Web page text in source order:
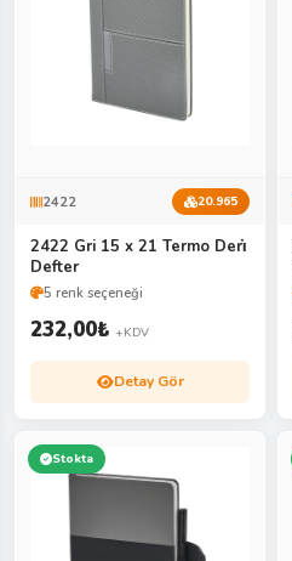
2422 20.965
2422 Gri 15 x 21 Termo Deri̇
Defter
5 renk seçeneği
232,00₺ +KDV
Detay Gör
Stokta